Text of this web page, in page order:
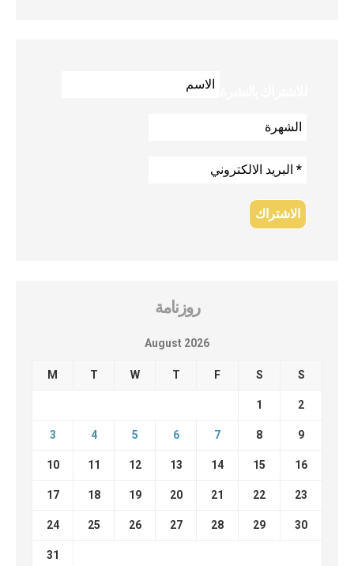
روزنامة
August 2026
M T W T F S S
1 2
3 4 5 6 7 8 9
10 11 12 13 14 15 16
17 18 19 20 21 22 23
24 25 26 27 28 29 30
31